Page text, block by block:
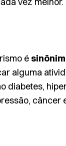
é
alguma
diabetes,